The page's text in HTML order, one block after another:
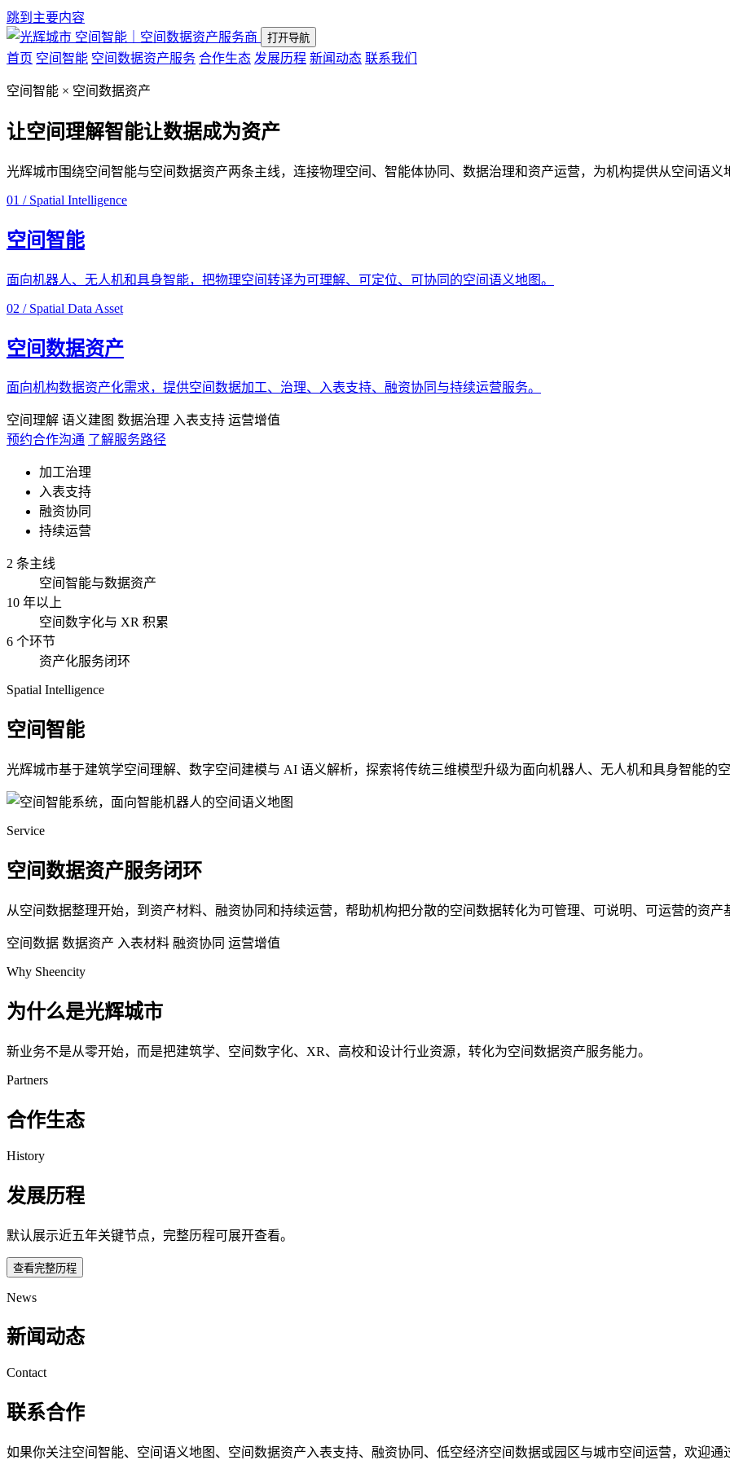
跳到主要内容
空间智能｜空间数据资产服务商
打开导航
首页 空间智能 空间数据资产服务 合作生态 发展历程 新闻动态 联系我们
空间智能 × 空间数据资产
让空间理解智能让数据成为资产
光辉城市围绕空间智能与空间数据资产两条主线，连接物理空间、智能体协同、数据治理和资产运营，为机构提供从空间语义
01 / Spatial Intelligence
空间智能
面向机器人、无人机和具身智能，把物理空间转译为可理解、可定位、可协同的空间语义地图。
02 / Spatial Data Asset
空间数据资产
面向机构数据资产化需求，提供空间数据加工、治理、入表支持、融资协同与持续运营服务。
空间理解 语义建图 数据治理 入表支持 运营增值
预约合作沟通 了解服务路径
加工治理
入表支持
融资协同
持续运营
2 条主线
空间智能与数据资产
10 年以上
空间数字化与 XR 积累
6 个环节
资产化服务闭环
Spatial Intelligence
空间智能
光辉城市基于建筑学空间理解、数字空间建模与 AI 语义解析，探索将传统三维模型升级为面向机器人、无人机和具身智能的空
Service
空间数据资产服务闭环
从空间数据整理开始，到资产材料、融资协同和持续运营，帮助机构把分散的空间数据转化为可管理、可说明、可运营的资产
空间数据 数据资产 入表材料 融资协同 运营增值
Why Sheencity
为什么是光辉城市
新业务不是从零开始，而是把建筑学、空间数字化、XR、高校和设计行业资源，转化为空间数据资产服务能力。
Partners
合作生态
History
发展历程
默认展示近五年关键节点，完整历程可展开查看。
查看完整历程
News
新闻动态
Contact
联系合作
如果你关注空间智能、空间语义地图、空间数据资产入表支持、融资协同、低空经济空间数据或园区与城市空间运营，欢迎通